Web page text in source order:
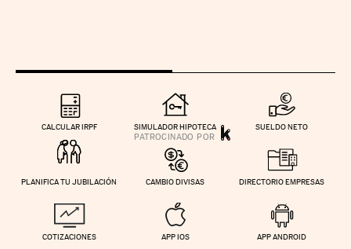
CALCULAR IRPF SIMULADOR HIPOTECA SUELDO NETO
PLANIFICA TU JUBILACIÓN CAMBIO DIVISAS DIRECTORIO EMPRESAS
COTIZACIONES APP IOS APP ANDROID